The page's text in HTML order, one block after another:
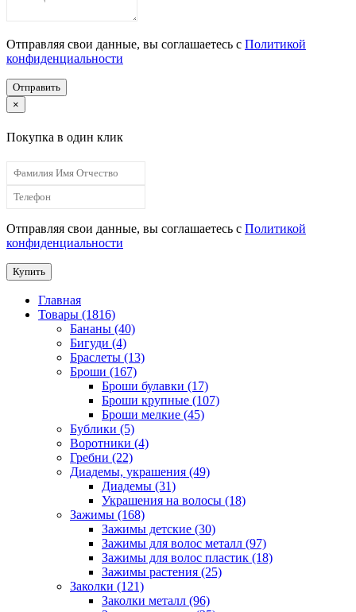
Отправляя свои данные, вы соглашаетесь с Политикой
конфиденциальности
Отправить
×
Покупка в один клик
Отправляя свои данные, вы соглашаетесь с Политикой
конфиденциальности
Купить
Главная
Товары (1816)
Бананы (40)
Бигуди (4)
Браслеты (13)
Броши (167)
Броши булавки (17)
Броши крупные (107)
Броши мелкие (45)
Бублики (5)
Воротники (4)
Гребни (22)
Диадемы, украшения (49)
Диадемы (31)
Украшения на волосы (18)
Зажимы (168)
Зажимы детские (30)
Зажимы для волос металл (97)
Зажимы для волос пластик (18)
Зажимы растения (25)
Заколки (121)
Заколки металл (96)